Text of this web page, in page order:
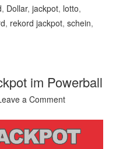
, Dollar,jackpot, lotto,
, rekord jackpot,schein,
im Powerball
a Comment